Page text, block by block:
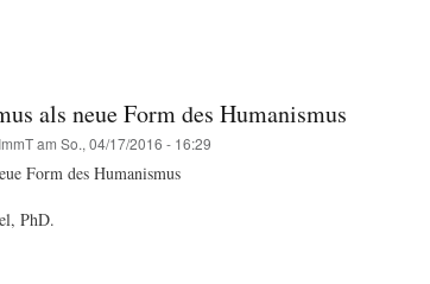
als neue Form des Humanismus
am So., 04/17/2016 - 16:29
Form des Humanismus
PhD.